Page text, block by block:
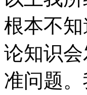
根本不
论知识
准问题